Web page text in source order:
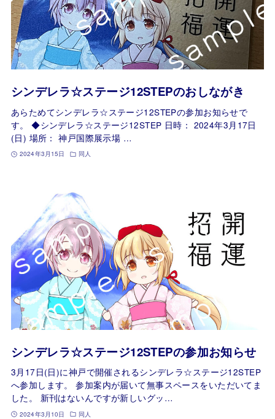
シンデレラ☆ステージ12STEPのおしながき
あらためてシンデレラ☆ステージ12STEPの参加お知らせで
す。 ◆シンデレラ☆ステージ12STEP 日時： 2024年3月17日
(日) 場所： 神戸国際展示場 …
2024年3月15日 同人
シンデレラ☆ステージ12STEPの参加お知らせ
3月17日(日)に神戸で開催されるシンデレラ☆ステージ12STEP
へ参加します。 参加案内が届いて無事スペースをいただいてま
した。 新刊はないんですが新しいグッ…
2024年3月10日 同人